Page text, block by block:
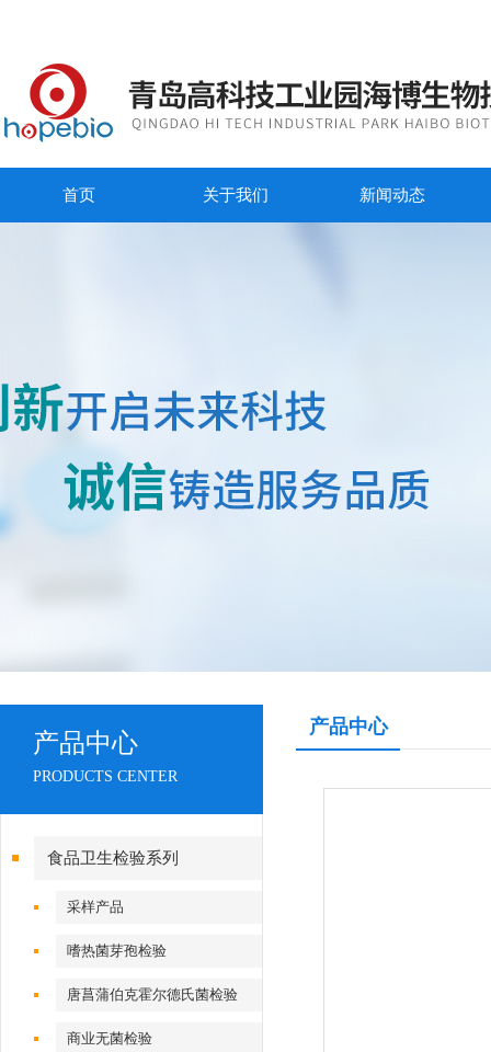
首页 关于我们 新闻动态
产品中心
PRODUCTS CENTER
食品卫生检验系列
采样产品
嗜热菌芽孢检验
唐菖蒲伯克霍尔德氏菌检验
商业无菌检验
产品中心